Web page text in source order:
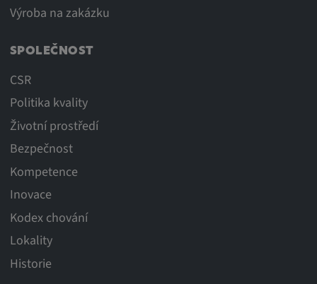
Výroba na zakázku
SPOLEČNOST
CSR
Politika kvality
Životní prostředí
Bezpečnost
Kompetence
Inovace
Kodex chování
Lokality
Historie